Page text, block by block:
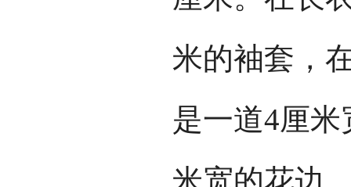
米的袖套，
是一道4厘